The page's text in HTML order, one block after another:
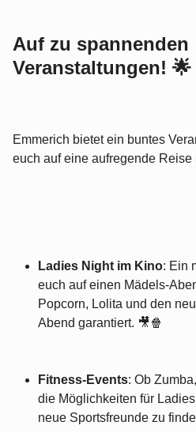
Auf zu spannenden
Veranstaltungen! 🌟
Emmerich bietet ein buntes
euch auf eine aufregende Reise
Ladies Night im Kino: Ein
euch auf einen Mädels-
Popcorn, Lolita und den
Abend garantiert. 🎥🍿
Fitness-Events: Ob
die Möglichkeiten für
neue Sportsfreunde zu